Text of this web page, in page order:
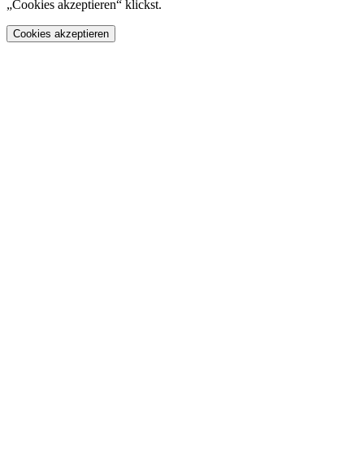
„Cookies akzeptieren“ klickst.
Cookies akzeptieren